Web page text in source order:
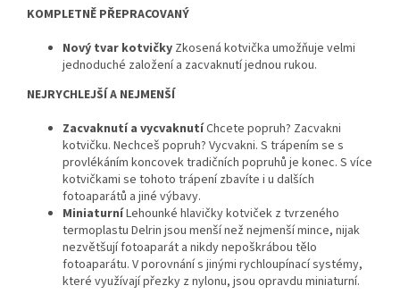
KOMPLETNĚ PŘEPRACOVANÝ
Nový tvar kotvičky Zkosená kotvička umožňuje velmi
jednoduché založení a zacvaknutí jednou rukou.
NEJRYCHLEJŠÍ A NEJMENŠÍ
Zacvaknutí a vycvaknutíChcete popruh? Zacvakni
kotvičku. Nechceš popruh? Vycvakni. S trápením se s
provlékáním koncovek tradičních popruhů je konec. S více
kotvičkami se tohoto trápení zbavíte i u dalších
fotoaparátů a jiné výbavy.
MiniaturníLehounké hlavičky kotviček z tvrzeného
termoplastu Delrin jsou menší než nejmenší mince, nijak
nezvětšují fotoaparát a nikdy nepoškrábou tělo
fotoaparátu. V porovnání s jinými rychloupínací systémy,
které využívají přezky z nylonu, jsou opravdu miniaturní.